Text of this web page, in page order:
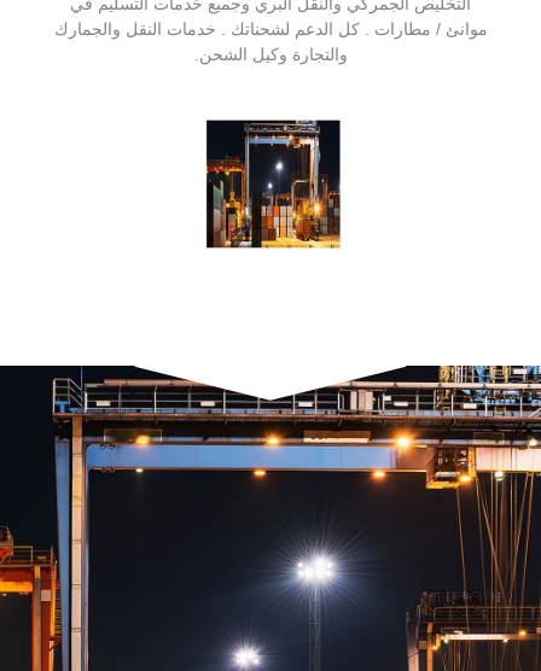
التخليص الجمركي والنقل البري وجميع خدمات التسليم في
موانئ / مطارات . كل الدعم لشحناتك . خدمات النقل والجمارك
والتجارة وكيل الشحن.